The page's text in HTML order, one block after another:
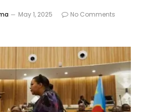
May 1, 2025
No Comments